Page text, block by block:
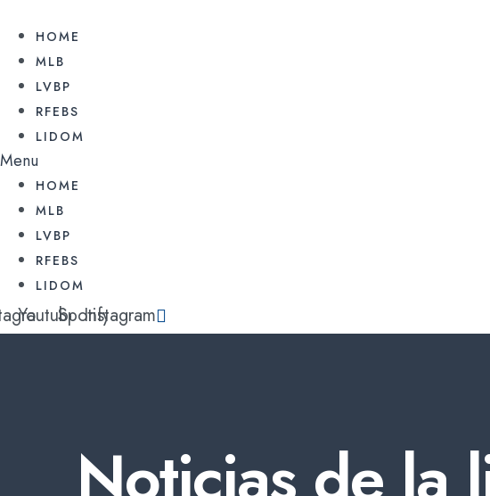
contenido
HOME
MLB
LVBP
RFEBS
LIDOM
Menu
HOME
MLB
LVBP
RFEBS
LIDOM
YoutubeSpotifyInstagram